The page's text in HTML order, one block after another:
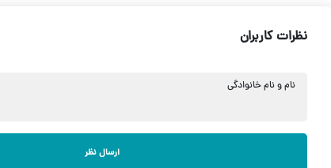
نظرات کاربران
نام و نام خانوادگی
ارسال نظر